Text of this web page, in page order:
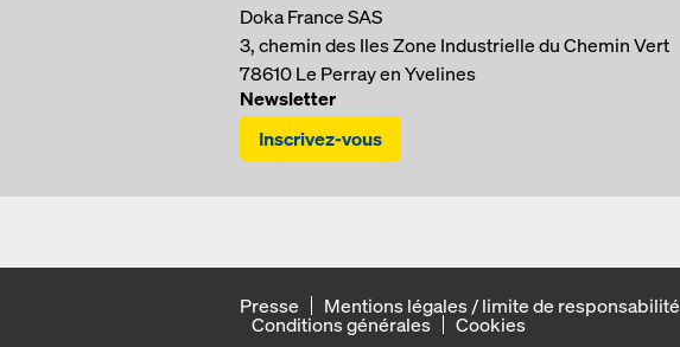
Doka France SAS
3, chemin des IlesZone Industrielle du Chemin Vert
78610Le Perray en Yvelines
Newsletter
Inscrivez-vous
Presse Mentions légales / limite de responsabilité
Conditions générales
Cookies